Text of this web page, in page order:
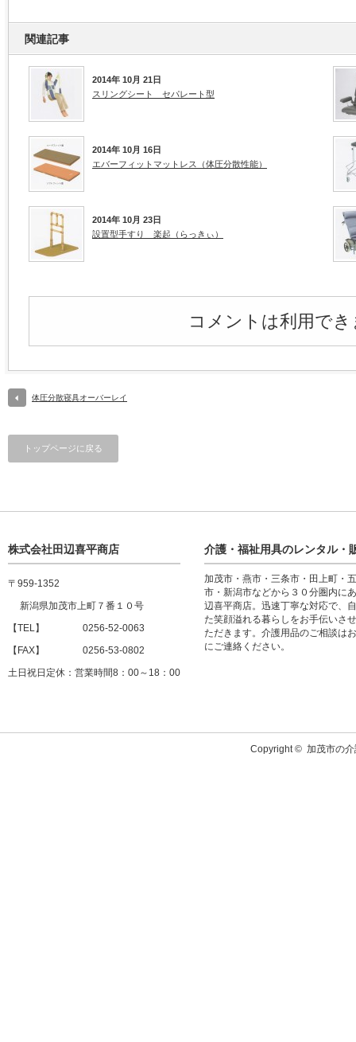
関連記事
2014年 10月 21日
スリングシート セパレート型
2014年 10月 16日
エバーフィットマットレス（体圧分散性能）
2014年 10月 23日
設置型手すり 楽起（らっきぃ）
コメントは利用で
体圧分散寝具オーバーレイ
トップページに戻る
株式会社田辺喜平商店
〒959-1352
新潟県加茂市上町７番１０号
【TEL】 0256-52-0063
【FAX】 0256-53-0802
土日祝日定休：営業時間8：00～18：00
介護・福祉用具のレンタル・
加茂市・燕市・三条市・田上町・
市・新潟市などから３０分圏内に
辺喜平商店。迅速丁寧な対応で、
た笑顔溢れる暮らしをお手伝いさ
ただきます。介護用品のご相談は
にご連絡ください。
Copyright © 加茂市の